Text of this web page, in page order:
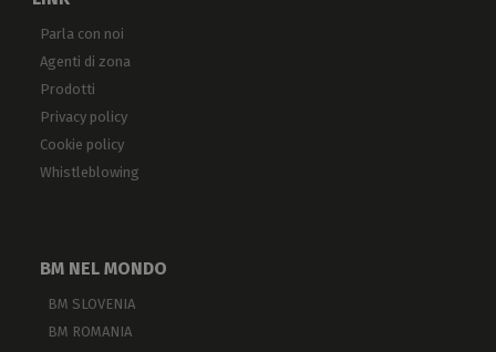
Parla con noi
Agenti di zona
Prodotti
Privacy policy
Cookie policy
Whistleblowing
BM NEL MONDO
BM SLOVENIA
BM ROMANIA